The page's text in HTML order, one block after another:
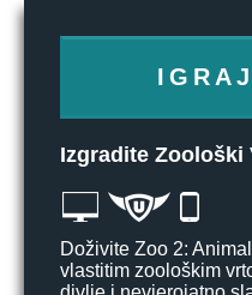
Izgradite Zoološki
Doživite Zoo 2:
vlastitim zoološkim